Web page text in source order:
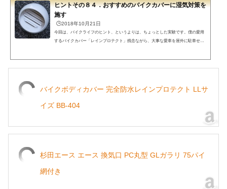
ヒントその８４．おすすめのバイクカバーに湿気対策を
施す
🕒️2018年10月21日
今回は、バイクライフのヒント、というよりは、ちょっとした実験です。僕の愛用
するバイクカバー「レインプロテクト」残念ながら、大事な愛車を屋外に駐車せざ
バイクボディカバー 完全防水レインプロテクト LLサ
イズ BB-404
杉田エース エース 換気口 PC丸型 GLガラリ 75パイ
網付き